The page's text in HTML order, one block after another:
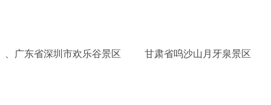
、广东省深圳市欢乐谷景区 甘肃省呜沙山月牙泉景区